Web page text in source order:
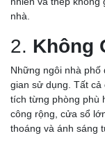
nhà.
2. Không
Những ngôi nhà
gian sử dụng. Tất
tích từng phòng phù
công rộng, cửa sổ
thoáng và ánh sáng